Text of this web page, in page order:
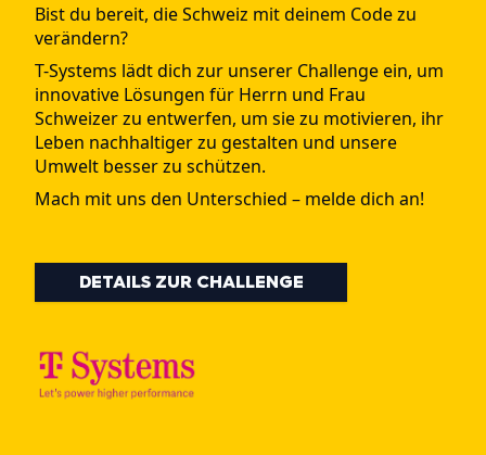
Bist du bereit, die Schweiz mit deinem Code zu
verändern?
T-Systems lädt dich zur unserer Challenge ein, um
innovative Lösungen für Herrn und Frau
Schweizer zu entwerfen, um sie zu motivieren, ihr
Leben nachhaltiger zu gestalten und unsere
Umwelt besser zu schützen.
Mach mit uns den Unterschied – melde dich an!
DETAILS ZUR CHALLENGE